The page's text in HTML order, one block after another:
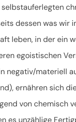
selbstauferlegten
dessen was wir
leben, in der ein
egoistischen
negativ/materiell
ernähren sich
von chemisch
es unzählige